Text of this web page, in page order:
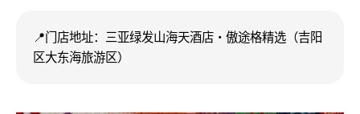
📍门店地址：三亚绿发山海天酒店・傲途格精选（吉阳
区大东海旅游区）